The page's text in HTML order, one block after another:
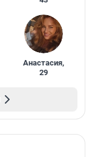
Анастасия,
29